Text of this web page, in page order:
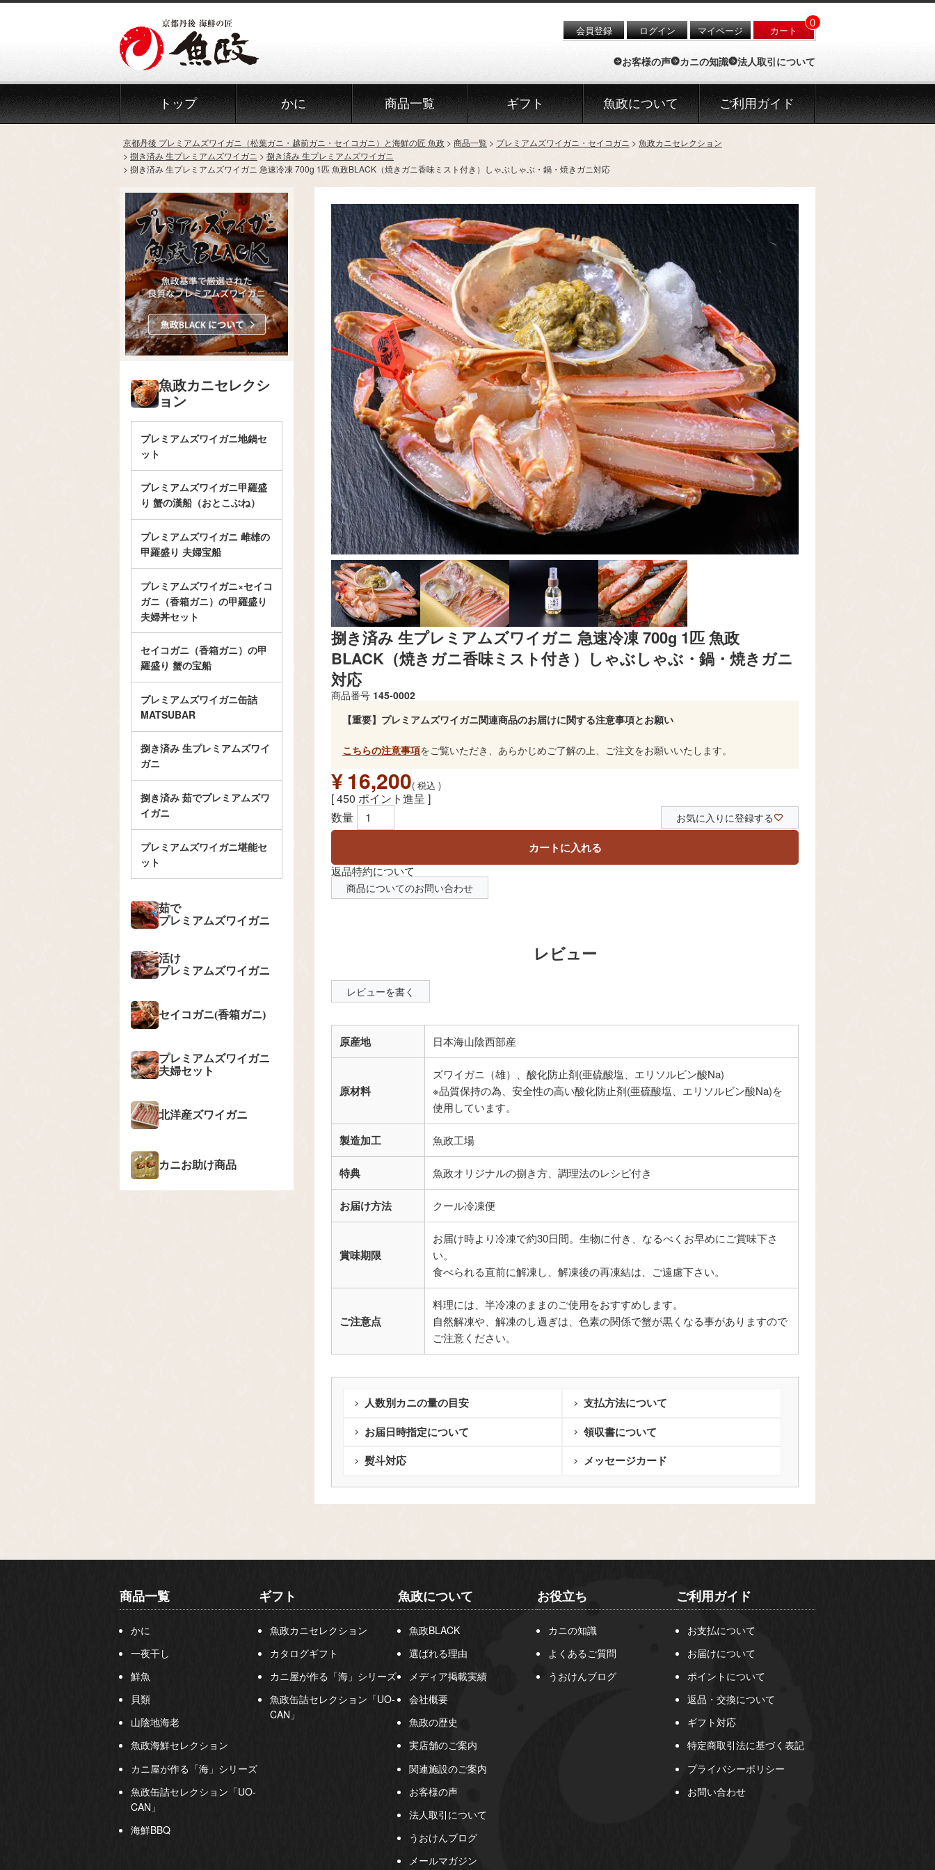
会員登録 ログイン マイページ カート
0
お客様の声 カニの知識 法人取引について
トップ かに 商品一覧 ギフト 魚政について ご利用ガイド
京都丹後 プレミアムズワイガニ（松葉ガニ・越前ガニ・セイコガニ）と海鮮の匠 魚政 商品一覧 プレミアムズワイガニ・セイコガニ
魚政カニセレクション
捌き済み 生プレミアムズワイガニ
捌き済み 生プレミアムズワイガニ
捌き済み 生プレミアムズワイガニ 急速冷凍 700g 1匹 魚政BLACK（焼きガニ香味ミスト付き）しゃぶしゃぶ・鍋・焼きガニ対応
魚政カニセレクシ
ョン
プレミアムズワイガニ地鍋セ
ット
プレミアムズワイガニ甲羅盛
り 蟹の漢船（おとこぶね）
プレミアムズワイガニ 雌雄の
甲羅盛り 夫婦宝船
プレミアムズワイガニ×セイコ
ガニ（香箱ガニ）の甲羅盛り
夫婦丼セット
セイコガニ（香箱ガニ）の甲
羅盛り 蟹の宝船
プレミアムズワイガニ缶詰
MATSUBAR
捌き済み 生プレミアムズワイ
ガニ
捌き済み 茹でプレミアムズワ
イガニ
プレミアムズワイガニ堪能セ
ット
茹で
プレミアムズワイガニ
活け
プレミアムズワイガニ
セイコガニ(香箱ガニ)
プレミアムズワイガニ
夫婦セット
北洋産ズワイガニ
カニお助け商品
捌き済み 生プレミアムズワイガニ 急速冷凍 700g 1匹 魚政
BLACK（焼きガニ香味ミスト付き）しゃぶしゃぶ・鍋・焼きガニ
対応
商品番号 145-0002
【重要】プレミアムズワイガニ関連商品のお届けに関する注意事項とお願い
こちらの注意事項をご覧いただき、あらかじめご了解の上、ご注文をお願いいたします。
¥16,200 税込
[450 ポイント進呈 ]
お気に入りに登録する
カートに入れる
返品特約について
商品についてのお問い合わせ
レビューを書く
原産地 日本海山陰西部産
原材料
ズワイガニ（雄）、酸化防止剤(亜硫酸塩、エリソルビン酸Na)
※品質保持の為、安全性の高い酸化防止剤(亜硫酸塩、エリソルビン酸Na)を
使用しています。
製造加工 魚政工場
特典 魚政オリジナルの捌き方、調理法のレシピ付き
お届け方法 クール冷凍便
賞味期限
お届け時より冷凍で約30日間。生物に付き、なるべくお早めにご賞味下さ
い。
食べられる直前に解凍し、解凍後の再凍結は、ご遠慮下さい。
ご注意点
料理には、半冷凍のままのご使用をおすすめします。
自然解凍や、解凍のし過ぎは、色素の関係で蟹が黒くなる事がありますので
ご注意ください。
人数別カニの量の目安
支払方法について
お届日時指定について
領収書について
熨斗対応
メッセージカード
商品一覧
かに
一夜干し
鮮魚
貝類
山陰地海老
魚政海鮮セレクション
カニ屋が作る「海」シリーズ
魚政缶詰セレクション「UO-
CAN」
海鮮BBQ
ギフト
魚政カニセレクション
カタログギフト
カニ屋が作る「海」シリーズ
魚政缶詰セレクション「UO-
CAN」
魚政について
魚政BLACK
選ばれる理由
メディア掲載実績
会社概要
魚政の歴史
実店舗のご案内
関連施設のご案内
お客様の声
法人取引について
うおけんブログ
メールマガジン
お役立ち
カニの知識
よくあるご質問
うおけんブログ
ご利用ガイド
お支払について
お届けについて
ポイントについて
返品・交換について
ギフト対応
特定商取引法に基づく表記
プライバシーポリシー
お問い合わせ